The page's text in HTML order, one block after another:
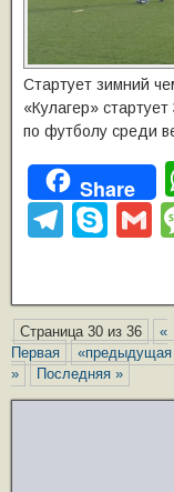
Стартует зимний
«Кулагер»
по футболу среди
Share
T
gr
a
m
S
e
Страница 30 из 36
«
Первая
«предыдущая
»
Последняя »